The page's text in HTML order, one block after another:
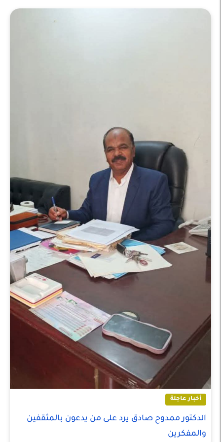
أخبار عاجلة
الدكتور ممدوح صادق يرد على من يدعون بالمثقفين
والمفكرين